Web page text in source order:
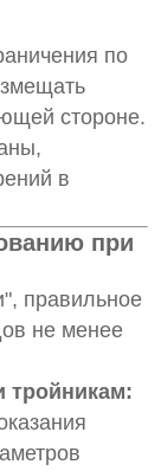
по
стороне.
в
при
правильное
не менее
тройникам: